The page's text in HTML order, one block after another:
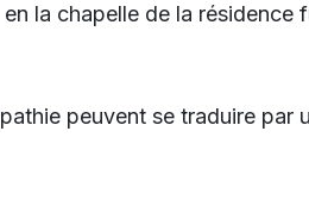
en la chapelle de la résidence
peuvent se traduire par